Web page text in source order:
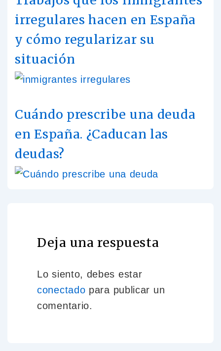
irregulares hacen en España
y cómo regularizar su
situación
Cuándo prescribe una deuda
en España. ¿Caducan las
deudas?
Deja una respuesta
Lo siento, debes estar
conectado para publicar un
comentario.